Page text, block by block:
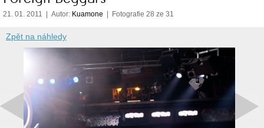
21. 01. 2011 | Autor: Kuamone | Fotografie 28 ze 31
Zpět na náhledy